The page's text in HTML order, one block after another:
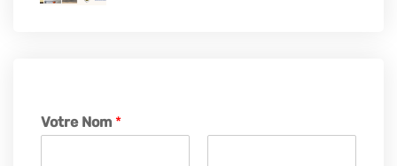
Votre Nom *